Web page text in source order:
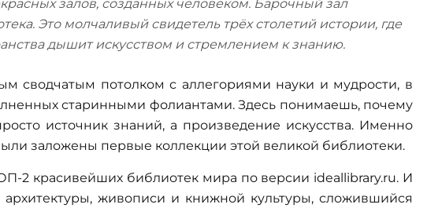
залов, созданных человеком. Барочный зал
Это молчаливый свидетель трёх столетий истории, где
дышит искусством и стремлением к знанию.
сводчатым потолком с аллегориями науки и мудрости, в
старинными фолиантами. Здесь понимаешь, почему
источник знаний, а произведение искусства. Именно
заложены первые коллекции этой великой библиотеки.
2 красивейших библиотек мира по версии ideallibrary.ru. И
живописи и книжной культуры, сложившийся